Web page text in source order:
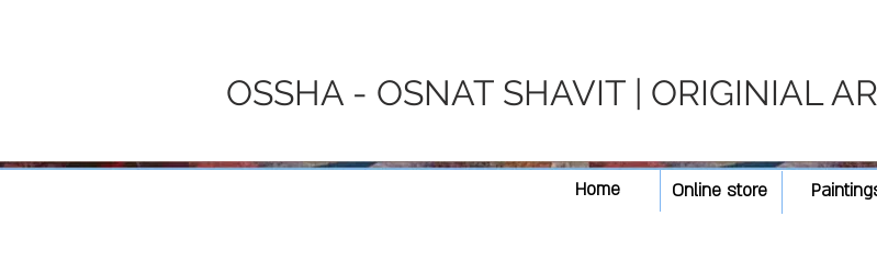
OSSHA - OSNAT SHAVIT | ORIGINIAL
Home Online store